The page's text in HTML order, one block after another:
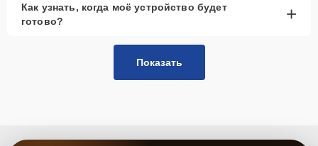
Как узнать, когда моё устройство будет
готово?
+
Показать